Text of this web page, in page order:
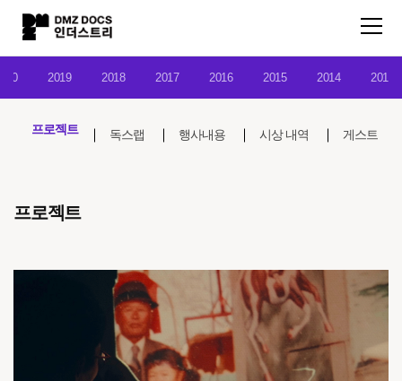
2019 2018 2017 2016 2015 2014 2013
프로젝트 독스랩 행사내용 시상 내역 게스트
프로젝트